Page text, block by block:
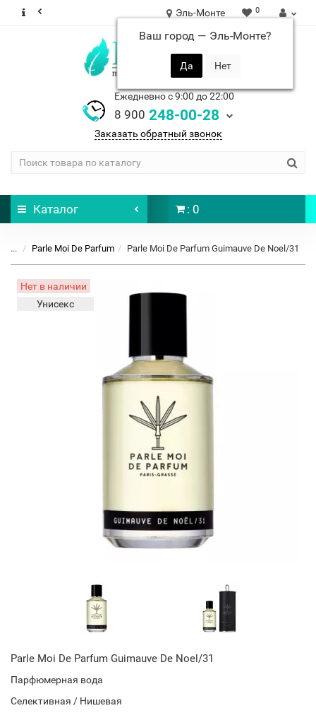
Эль-Монте
Ваш город — Эль-Монте?
0
Ежедневно с 9:00 до 22:00
8 900 248-00-28
Заказать обратный звонок
Каталог : 0
... Parle Moi De Parfum Parle Moi De Parfum Guimauve De Noel/31
Нет в наличии
Унисекс
Parle Moi De Parfum Guimauve De Noel/31
Парфюмерная вода
Селективная / Нишевая